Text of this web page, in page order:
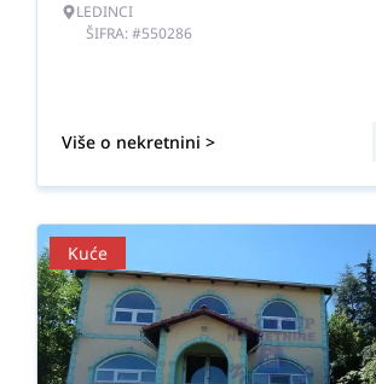
LEDINCI
ŠIFRA: #550286
Više o nekretnini >
Kuće